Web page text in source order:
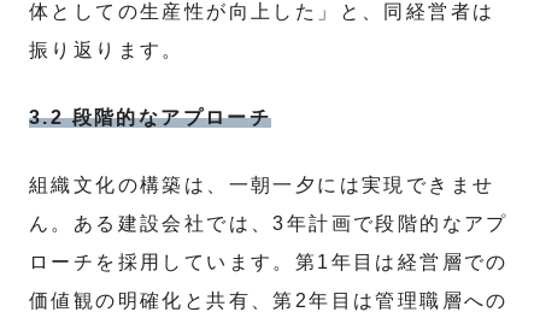
体としての生産性が向上した」と、同経営者は
振り返ります。
3.2 段階的なアプローチ
組織文化の構築は、一朝一夕には実現できませ
ん。ある建設会社では、3年計画で段階的なアプ
ローチを採用しています。第1年目は経営層での
価値観の明確化と共有、第2年目は管理職層への